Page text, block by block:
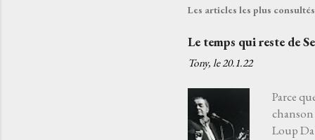
Les articles les plus
Le temps qui reste de
Tony, le20.1.22
Parce
Loup